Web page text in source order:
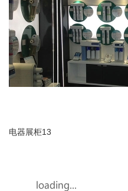
电器展柜13